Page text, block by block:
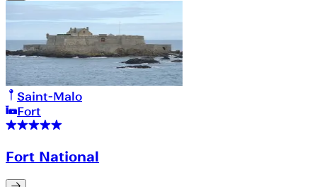
Saint-Malo
Fort
Fort National